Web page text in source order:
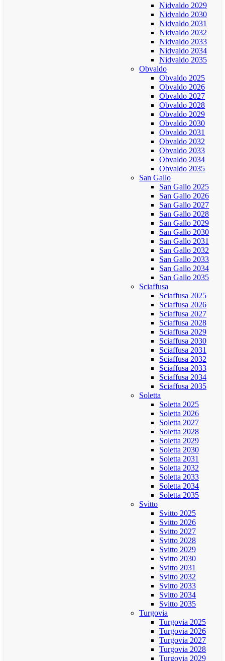
Nidvaldo 2029
Nidvaldo 2030
Nidvaldo 2031
Nidvaldo 2032
Nidvaldo 2033
Nidvaldo 2034
Nidvaldo 2035
Obvaldo
Obvaldo 2025
Obvaldo 2026
Obvaldo 2027
Obvaldo 2028
Obvaldo 2029
Obvaldo 2030
Obvaldo 2031
Obvaldo 2032
Obvaldo 2033
Obvaldo 2034
Obvaldo 2035
San Gallo
San Gallo 2025
San Gallo 2026
San Gallo 2027
San Gallo 2028
San Gallo 2029
San Gallo 2030
San Gallo 2031
San Gallo 2032
San Gallo 2033
San Gallo 2034
San Gallo 2035
Sciaffusa
Sciaffusa 2025
Sciaffusa 2026
Sciaffusa 2027
Sciaffusa 2028
Sciaffusa 2029
Sciaffusa 2030
Sciaffusa 2031
Sciaffusa 2032
Sciaffusa 2033
Sciaffusa 2034
Sciaffusa 2035
Soletta
Soletta 2025
Soletta 2026
Soletta 2027
Soletta 2028
Soletta 2029
Soletta 2030
Soletta 2031
Soletta 2032
Soletta 2033
Soletta 2034
Soletta 2035
Svitto
Svitto 2025
Svitto 2026
Svitto 2027
Svitto 2028
Svitto 2029
Svitto 2030
Svitto 2031
Svitto 2032
Svitto 2033
Svitto 2034
Svitto 2035
Turgovia
Turgovia 2025
Turgovia 2026
Turgovia 2027
Turgovia 2028
Turgovia 2029